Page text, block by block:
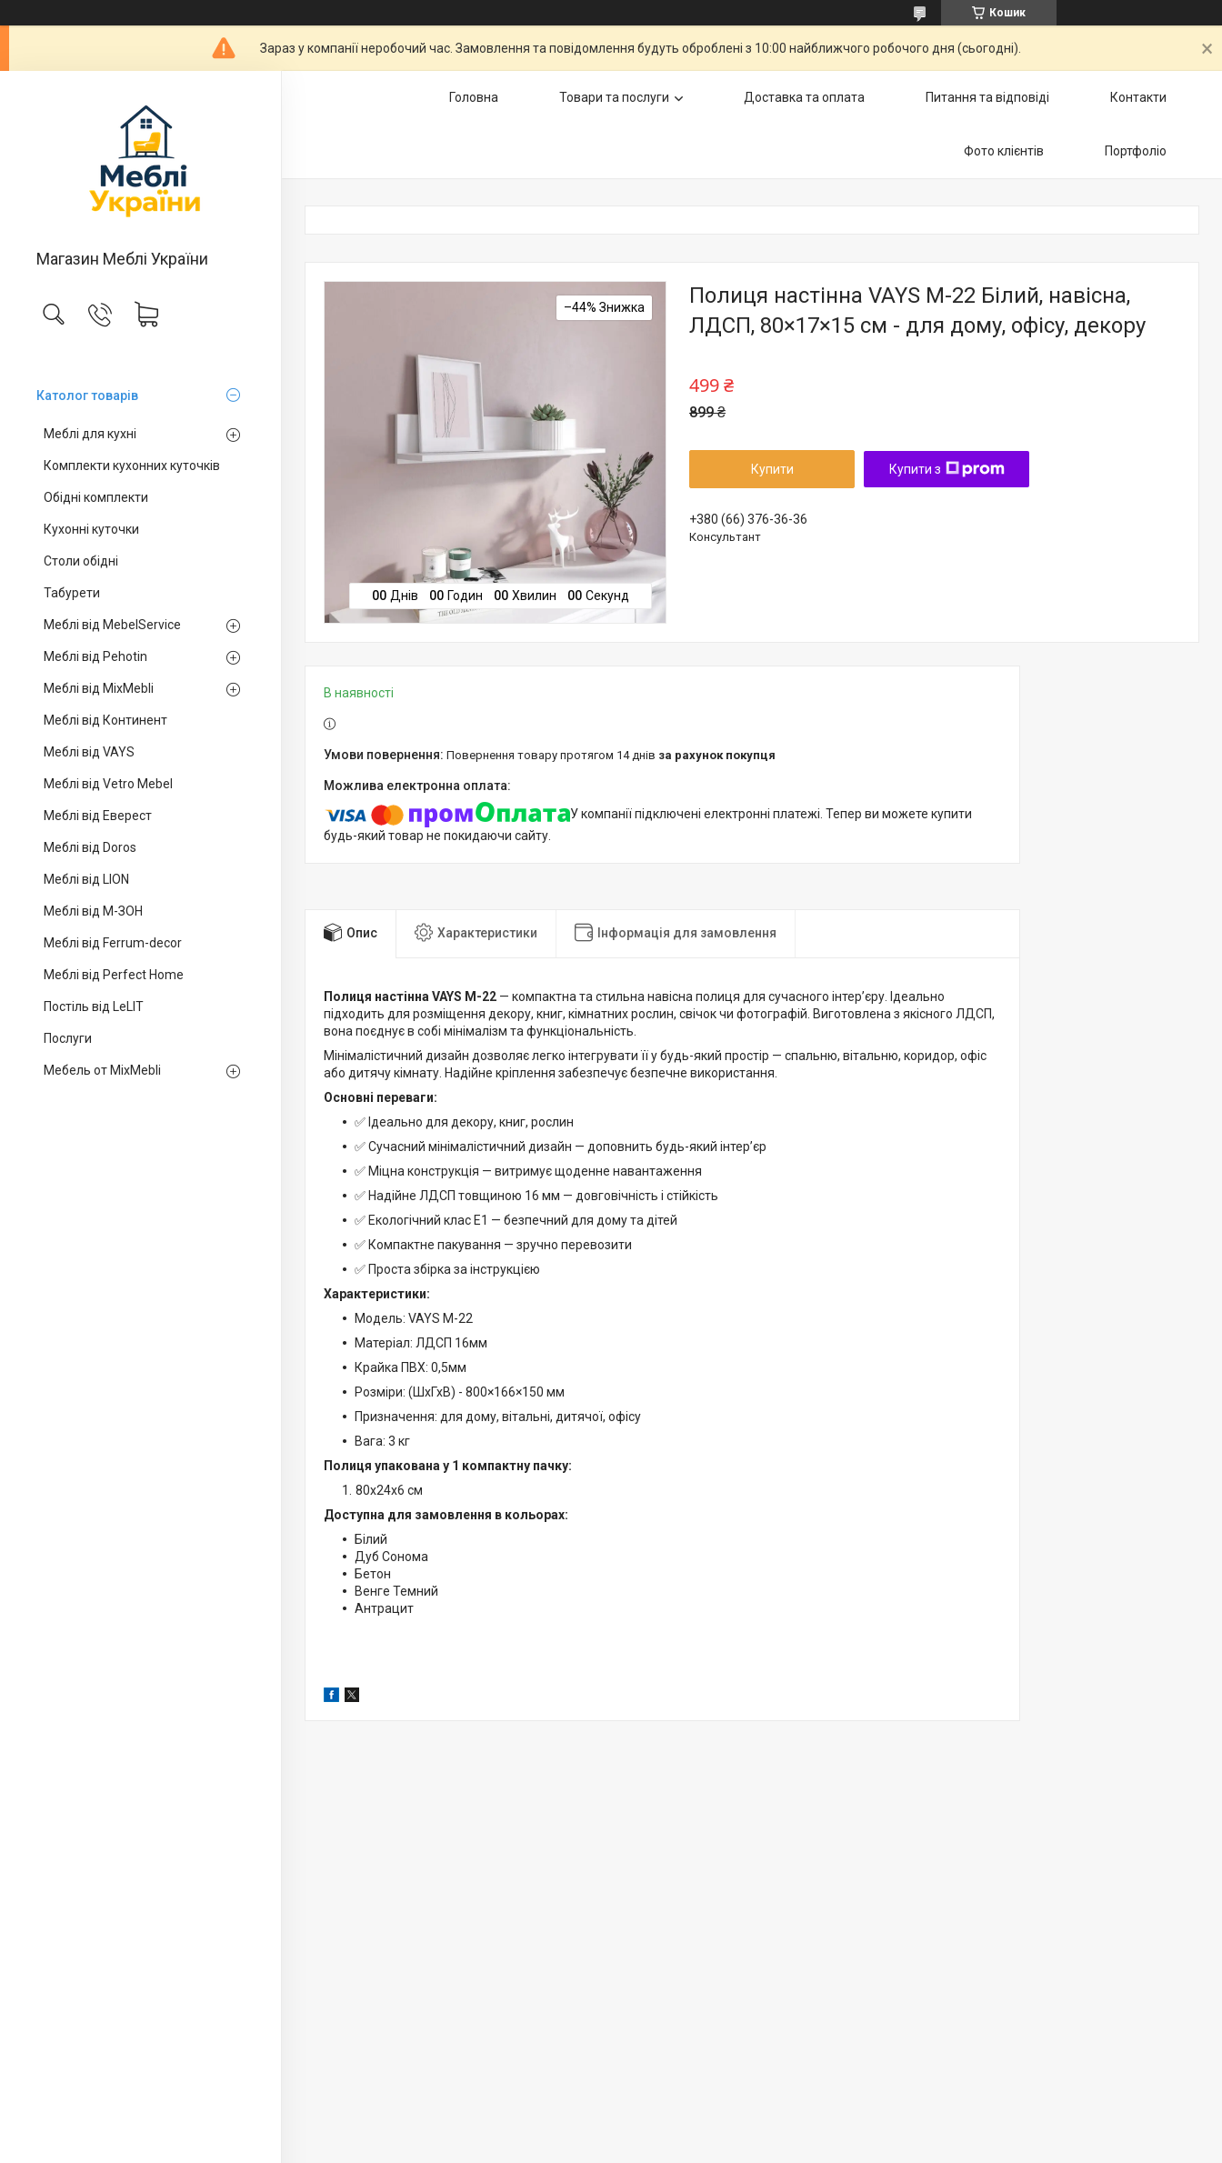
Кошик
Зараз у компанії неробочий час. Замовлення та повідомлення будуть оброблені з 10:00 найближчого робочого дня (сьогодні).
Магазин Меблі України
Католог товарів
Меблі для кухні
Комплекти кухонних куточків
Обідні комплекти
Кухонні куточки
Столи обідні
Табурети
Меблі від MebelService
Меблі від Pehotin
Меблі від MixMebli
Меблі від Континент
Меблі від VAYS
Меблі від Vetro Mebel
Меблі від Еверест
Меблі від Doros
Меблі від LION
Меблі від М-ЗОН
Меблі від Ferrum-decor
Меблі від Perfect Home
Постіль від LeLIT
Послуги
Мебель от MixMebli
Головна Товари та послуги Доставка та оплата Питання та відповіді Контакти
Фото клієнтів Портфоліо
–44%
00 Днів 00 Годин 00 Хвилин 00 Секунд
Полиця настінна VAYS M-22 Білий, навісна,
ЛДСП, 80×17×15 см - для дому, офісу, декору
899 ₴
499 ₴
Купити Купити з
+380 (66) 376-36-36
Консультант
В наявності
повернення товару протягом 14 днів за рахунок покупця
У компанії підключені електронні платежі. Тепер ви можете купити
будь-який товар не покидаючи сайту.
Опис Характеристики Інформація для замовлення
Полиця настінна VAYS M-22 — компактна та стильна навісна полиця для сучасного інтер’єру. Ідеально
підходить для розміщення декору, книг, кімнатних рослин, свічок чи фотографій. Виготовлена з якісного ЛДСП,
вона поєднує в собі мінімалізм та функціональність.
Мінімалістичний дизайн дозволяє легко інтегрувати її у будь-який простір — спальню, вітальню, коридор, офіс
або дитячу кімнату. Надійне кріплення забезпечує безпечне використання.
Основні переваги:
✅ Ідеально для декору, книг, рослин
✅ Сучасний мінімалістичний дизайн — доповнить будь-який інтер’єр
✅ Міцна конструкція — витримує щоденне навантаження
✅ Надійне ЛДСП товщиною 16 мм — довговічність і стійкість
✅ Екологічний клас Е1 — безпечний для дому та дітей
✅ Компактне пакування — зручно перевозити
✅ Проста збірка за інструкцією
Характеристики:
Модель: VAYS M-22
Матеріал: ЛДСП 16мм
Крайка ПВХ: 0,5мм
Розміри: (ШхГхВ) - 800×166×150 мм
Призначення: для дому, вітальні, дитячої, офісу
Вага: 3 кг
Полиця упакована у 1 компактну пачку:
80х24х6 см
Доступна для замовлення в кольорах:
Білий
Дуб Сонома
Бетон
Венге Темний
Антрацит